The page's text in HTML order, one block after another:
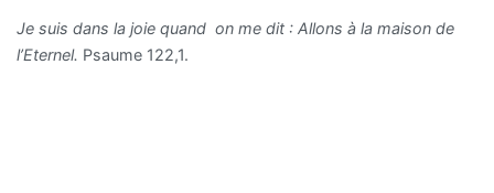
Je suis dans la joie quand on me dit : Allons à la maison de
l’Eternel. Psaume 122,1.